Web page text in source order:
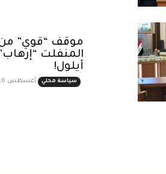
موقف “قوي” من
أيلول!
سياسة محلي أغسطس 6, 2026